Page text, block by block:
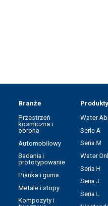
Branże
Przestrzeń
kosmiczna i
obrona
Automobilowy
Badania i
prototypowanie
Pianka i guma
Metale i stopy
Kompozyty i
Produkty
Water
Serie A
Seria M
Water
Seria H
Seria J
Seria L